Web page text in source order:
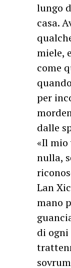
lungo
casa.
miele,
come
per
dalle
«Il mio
nulla,
Lan
mano
di ogni